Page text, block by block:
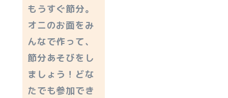
もうすぐ節分。
オニのお面をみ
んなで作って、
節分あそびをし
ましょう！どな
たでも参加でき